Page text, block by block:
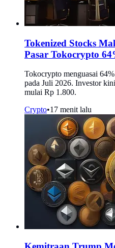
Tokenized Stocks
Pasar Tokocrypto
Tokocrypto menguasai
pada Juli 2026. Investor
mulai Rp 1.800.
Crypto•17 menit lalu